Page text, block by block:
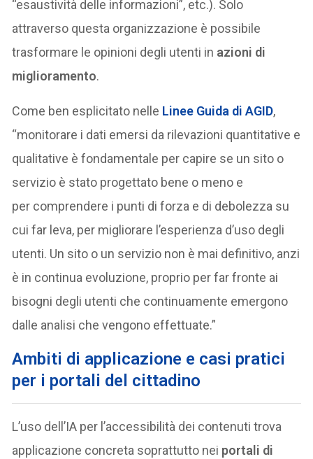
“esaustività delle informazioni”, etc.). Solo
attraverso questa organizzazione è possibile
trasformare le opinioni degli utenti in azioni di
miglioramento.
Come ben esplicitato nelle Linee Guida di AGID,
“monitorare i dati emersi da rilevazioni quantitative e
qualitative è fondamentale per capire se un sito o
servizio è stato progettato bene o meno e
per comprendere i punti di forza e di debolezza su
cui far leva, per migliorare l’esperienza d’uso degli
utenti. Un sito o un servizio non è mai definitivo, anzi
è in continua evoluzione, proprio per far fronte ai
bisogni degli utenti che continuamente emergono
dalle analisi che vengono effettuate.”
Ambiti di applicazione e casi pratici
per i portali del cittadino
L’uso dell’IA per l’accessibilità dei contenuti trova
applicazione concreta soprattutto nei portali di